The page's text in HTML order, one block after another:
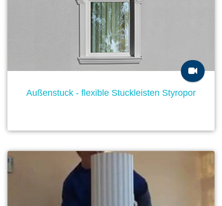
Außenstuck - flexible Stuckleisten Styropor